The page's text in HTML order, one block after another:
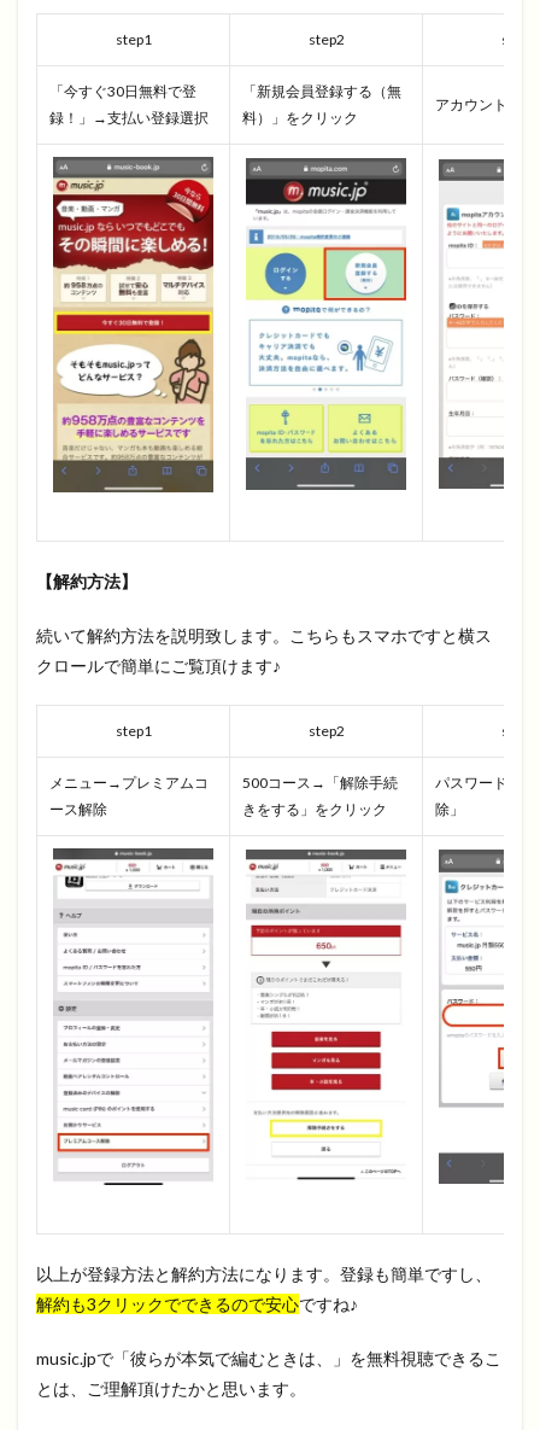
step1 step2 step3
「今すぐ30日無料で登
録！」→支払い登録選択
「新規会員登録する（無
料）」をクリック
アカウント作
【解約方法】
続いて解約方法を説明致します。こちらもスマホですと横ス
クロールで簡単にご覧頂けます♪
step1 step2 step3
メニュー→プレミアムコ
ース解除
500コース→「解除手続
きをする」をクリック
パスワード入
除」
以上が登録方法と解約方法になります。登録も簡単ですし、
解約も3クリックでできるので安心ですね♪
music.jpで「彼らが本気で編むときは、」を無料視聴できるこ
とは、ご理解頂けたかと思います。